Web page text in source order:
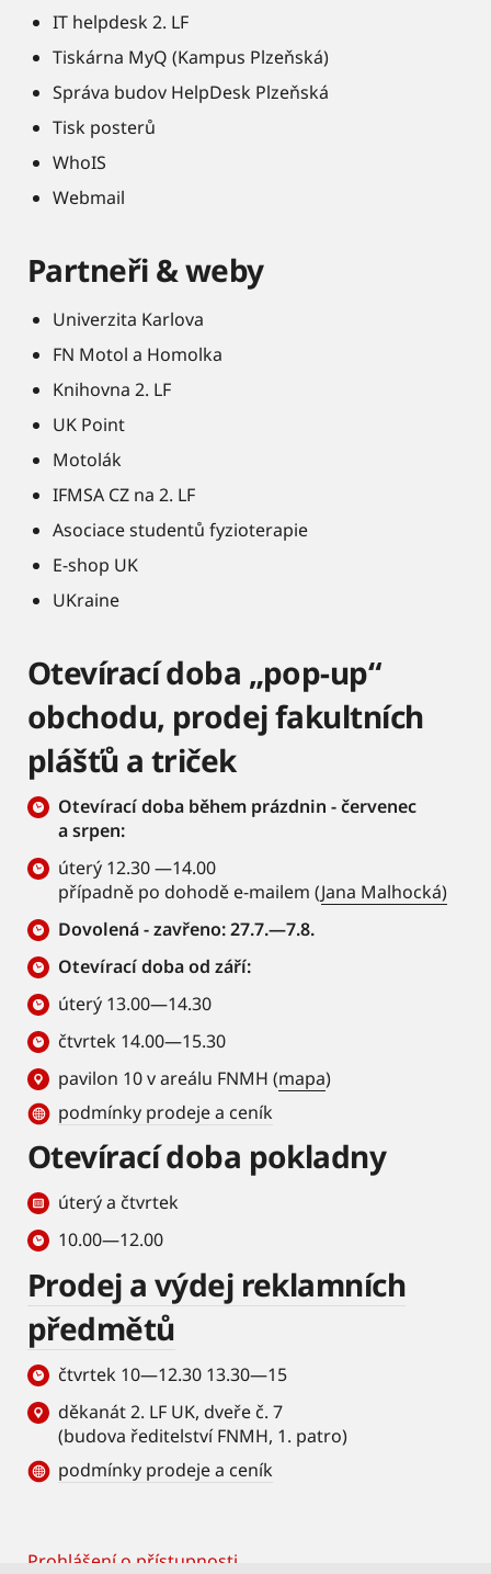
IT helpdesk 2. LF
Tiskárna MyQ (Kampus Plzeňská)
Správa budov HelpDesk Plzeňská
Tisk posterů
WhoIS
Webmail
Partneři & weby
Univerzita Karlova
FN Motol a Homolka
Knihovna 2. LF
UK Point
Motolák
IFMSA CZ na 2. LF
Asociace studentů fyzioterapie
E-shop UK
UKraine
Otevírací doba „pop-up“
obchodu, prodej fakultních
plášťů a triček
Otevírací doba během prázdnin - červenec
a srpen:
úterý 12.30 —14.00
případně po dohodě e-mailem (Jana Malhocká)
Dovolená - zavřeno: 27.7.—7.8.
Otevírací doba od září:
úterý 13.00—14.30
čtvrtek 14.00—15.30
pavilon 10 v areálu FNMH (mapa)
podmínky prodeje a ceník
Otevírací doba pokladny
úterý a čtvrtek
10.00—12.00
Prodej a výdej reklamních
předmětů
čtvrtek 10—12.30 13.30—15
děkanát 2. LF UK, dveře č. 7
(budova ředitelství FNMH, 1. patro)
podmínky prodeje a ceník
Prohlášení o přístupnosti